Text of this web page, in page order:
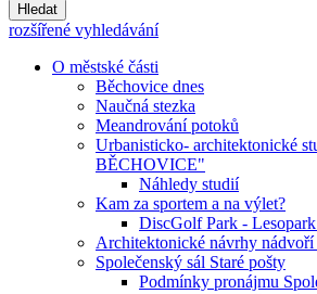
Hledat
rozšířené vyhledávání
O městské části
Běchovice dnes
Naučná stezka
Meandrování potoků
Urbanisticko- architektonické
BĚCHOVICE"
Náhledy studií
Kam za sportem a na výlet?
DiscGolf Park -
Architektonické návrhy nádvoří
Společenský sál Staré pošty
Podmínky pronájmu